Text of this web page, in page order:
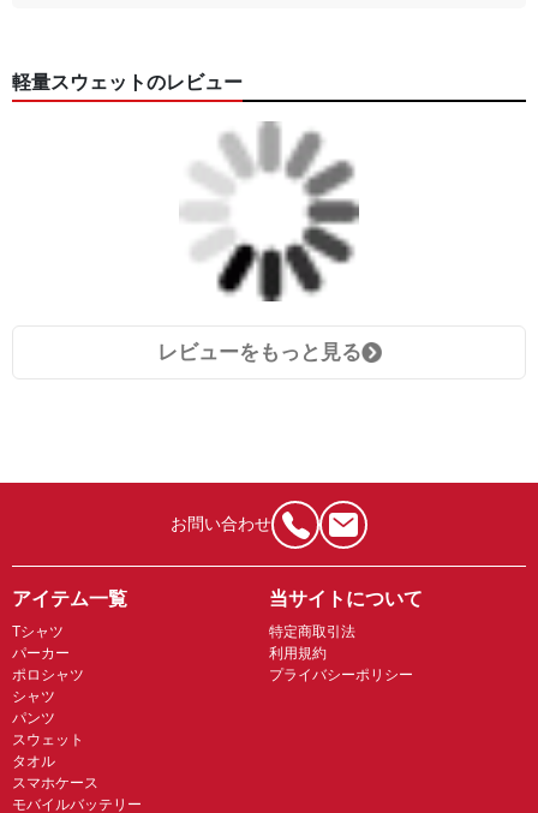
軽量スウェットのレビュー
レビューをもっと見る
お問い合わせ
アイテム一覧
Tシャツ
パーカー
ポロシャツ
シャツ
パンツ
スウェット
タオル
スマホケース
モバイルバッテリー
当サイトについて
特定商取引法
利用規約
プライバシーポリシー